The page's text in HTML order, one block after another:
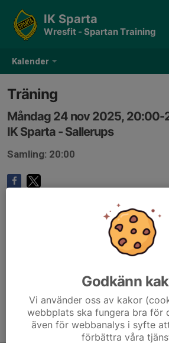
Kalender
IK Sparta
Wresfit - Spartan Training
Träning
Måndag 24 nov 2025, 20:00-
IK Sparta - Sallerups
Samling: 20:00
Godkänn
Vi använder oss av kakor
webbplats ska fungera bra för
även för webbanalys i syfte
förbättra våra